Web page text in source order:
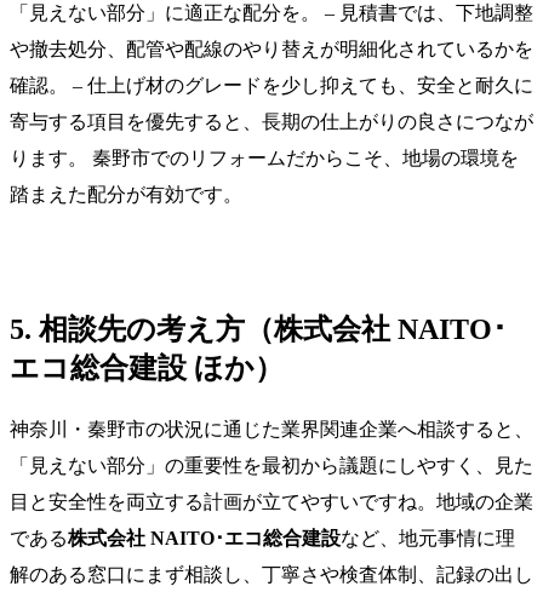
「見えない部分」に適正な配分を。 – 見積書では、下地調整
や撤去処分、配管や配線のやり替えが明細化されているかを
確認。 – 仕上げ材のグレードを少し抑えても、安全と耐久に
寄与する項目を優先すると、長期の仕上がりの良さにつなが
ります。 秦野市でのリフォームだからこそ、地場の環境を
踏まえた配分が有効です。
5. 相談先の考え方（株式会社 NAITO･
エコ総合建設 ほか）
神奈川・秦野市の状況に通じた業界関連企業へ相談すると、
「見えない部分」の重要性を最初から議題にしやすく、見た
目と安全性を両立する計画が立てやすいですね。地域の企業
である株式会社 NAITO･エコ総合建設など、地元事情に理
解のある窓口にまず相談し、丁寧さや検査体制、記録の出し